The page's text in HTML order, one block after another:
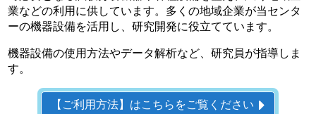
業などの利用に供しています。多くの地域企業が当センタ
ーの機器設備を活用し、研究開発に役立てています。
機器設備の使用方法やデータ解析など、研究員が指導しま
す。
【ご利用方法】はこちらをご覧ください